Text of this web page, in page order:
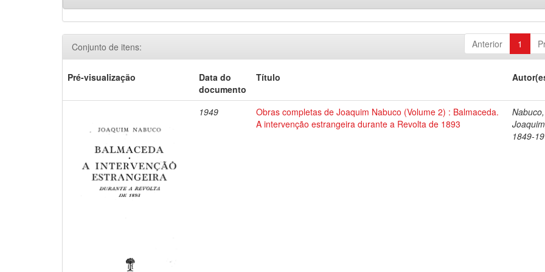
Anterior 1
Conjunto de itens:
Pré-visualização
Data do
documento
Título
1949
Obras completas de Joaquim Nabuco (Volume 2) : Balmaceda.
A intervenção estrangeira durante a Revolta de 1893
Nabuco,
1849-